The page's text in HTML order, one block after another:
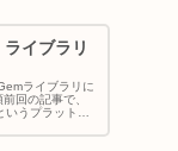
イブラリ
ライブラリに
回の記事で、
いうプラットフ
を共有し、全国